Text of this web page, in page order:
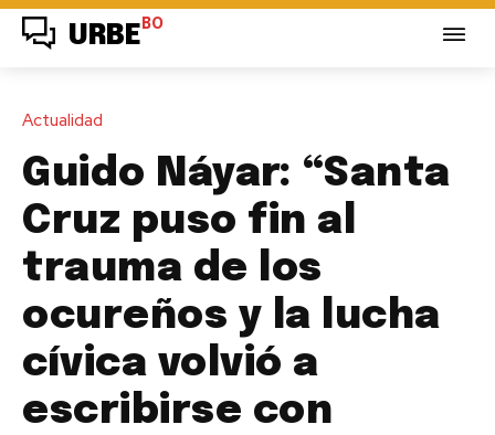
URBE BO
Actualidad
Guido Náyar: “Santa
Cruz puso fin al
trauma de los
ocureños y la lucha
cívica volvió a
escribirse con